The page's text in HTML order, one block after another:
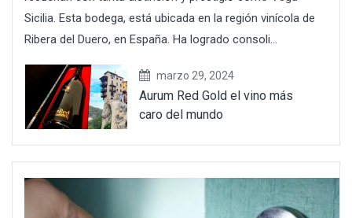
Sicilia. Esta bodega, está ubicada en la región vinícola de
Ribera del Duero, en España. Ha logrado consoli...
marzo 29, 2024
Aurum Red Gold el vino más
caro del mundo